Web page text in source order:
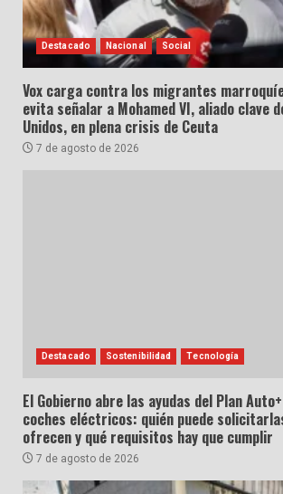
Destacado Nacional Social
Vox carga contra los migrantes
evita señalar a Mohamed VI, aliado clave
Unidos, en plena crisis de Ceuta
7 de agosto de 2026
Destacado Sostenibilidad Tecnología
El Gobierno abre las ayudas del Plan
coches eléctricos: quién puede
ofrecen y qué requisitos hay que cumplir
7 de agosto de 2026